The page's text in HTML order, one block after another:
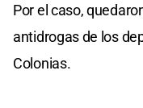
Por el caso,
antidrogas de los
Colonias.